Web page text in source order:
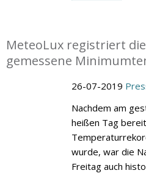
MeteoLux registriert
gemessene
26-07-2019
Nachdem am
heißen Tag
wurde, war die
Freitag auch